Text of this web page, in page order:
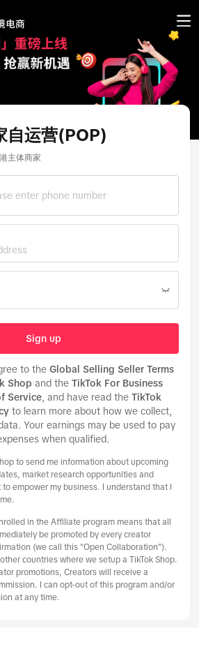
自运营(POP)
主体商家
Sign up
to the Global Selling Seller Terms
Shop and the TikTok For Business
Service , and have read the TikTok
to learn more about how we collect,
Your earnings may be used to pay
when qualified.
to send me information about upcoming
market research opportunities and
empower my business. I understand that I
in the Affiliate program means that all
be promoted by every creator
(we call this "Open Collaboration").
countries where we setup a TikTok Shop.
promotions, Creators will receive a
I can opt-out of this program and/or
at any time.